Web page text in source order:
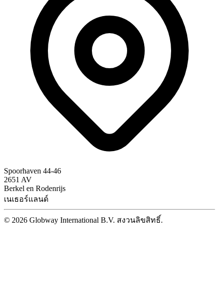
Spoorhaven 44-46
2651 AV
Berkel en Rodenrijs
เนเธอร์แลนด์
© 2026 Globway International B.V. สงวนลิขสิทธิ์.